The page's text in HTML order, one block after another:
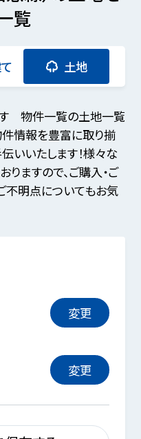
覧
土地
す 物件一覧の土地一覧
情報を豊富に取り揃
いいたします！様々な
ますので、ご購入・ご
不明点についてもお気
変更
変更